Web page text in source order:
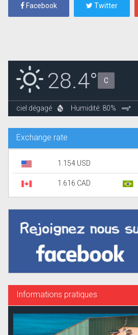
Facebook Twitter
28.4° C
ciel dégagé Humidité: 80%
Exchange rate
1.154 USD
1.616 CAD
Informations pratiques